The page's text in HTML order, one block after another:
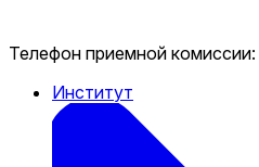
Телефон приемной комиссии:
Институт